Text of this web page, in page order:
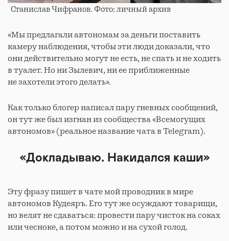
Станислав Чифранов. Фото: личный архив
«Мы предлагали автономам за деньги поставить
камеру наблюдения, чтобы эти люди доказали, что
они действительно могут не есть, не спать и не ходить
в туалет. Но ни Зылевич, ни ее приближенные
не захотели этого делать».
Как только блогер написал пару гневных сообщений,
он тут же был изгнан из сообщества «Всемогущих
автономов» (реальное название чата в Telegram).
«Докладываю. Накидался каши»
Эту фразу пишет в чате мой проводник в мире
автономов Кудеяръ. Его тут же осуждают товарищи,
но велят не сдаваться: провести пару чисток на соках
или чесноке, а потом можно и на сухой голод.